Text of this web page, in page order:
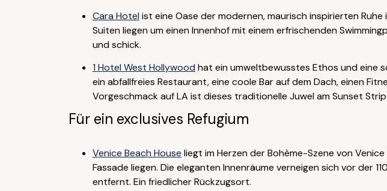
Cara Hotel ist eine Oase der modernen, maurisch inspirierten
Suiten liegen um einen Innenhof mit einem erfrischenden
und schick.
1 Hotel West Hollywood hat ein umweltbewusstes Ethos und eine
ein abfallfreies Restaurant, eine coole Bar auf dem Dach, einen
Vorgeschmack auf LA ist dieses traditionelle Juwel am Sunset
Für ein exclusives Refugium
Venice Beach House liegt im Herzen der Bohème-Szene von
Fassade liegen. Die eleganten Innenräume verneigen sich vor der
entfernt. Ein friedlicher Rückzugsort.